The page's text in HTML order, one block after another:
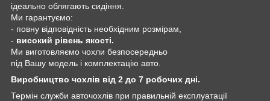
ідеально облягають сидіння.
Ми гарантуємо:
- повну відповідність необхідним розмірам,
- високий рівень якості.
Ми виготовляємо чохли безпосередньо
під Вашу модель і комплектацію авто.
Виробництво чохлів від 2 до 7 робочих дні.
Термін служби авточохлів при правильній експлуатації